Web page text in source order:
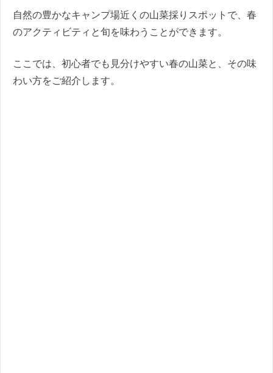
自然の豊かなキャンプ場近くの山菜採りスポットで、春
のアクティビティと旬を味わうことができます。
ここでは、初心者でも見分けやすい春の山菜と、その味
わい方をご紹介します。